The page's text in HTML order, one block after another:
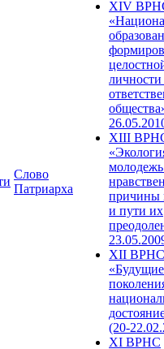
Слово
Патриарха
XIV
XIII
причины
и пути их
XII ВРНС
«Будущие
(20-
XI ВРНС